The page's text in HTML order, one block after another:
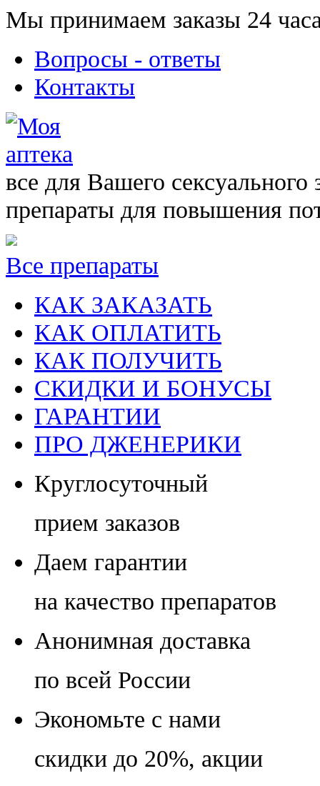
Мы принимаем заказы 24
Вопросы - ответы
Контакты
все для Вашего сексуального
препараты для повышения
Все препараты
КАК ЗАКАЗАТЬ
КАК ОПЛАТИТЬ
КАК ПОЛУЧИТЬ
СКИДКИ И БОНУСЫ
ГАРАНТИИ
ПРО ДЖЕНЕРИКИ
Круглосуточный
прием заказов
Даем гарантии
на качество препаратов
Анонимная доставка
по всей России
Экономьте с нами
скидки до 20%, акции